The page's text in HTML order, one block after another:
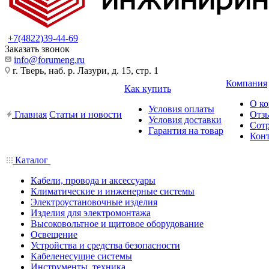
+7(4822)39-44-69
Заказать звонок
info@forumeng.ru
г. Тверь, наб. р. Лазури, д. 15, стр. 1
Главная Статьи и новости
Как купить
Условия оплаты
Условия доставки
Гарантия на товар
Компания
О
Каталог
Кабели, провода и аксессуары
Климатические и инженерные системы
Электроустановочные изделия
Изделия для электромонтажа
Высоковольтное и щитовое оборудование
Освещение
Устройства и средства безопасности
Кабеленесущие системы
Инструменты, техника